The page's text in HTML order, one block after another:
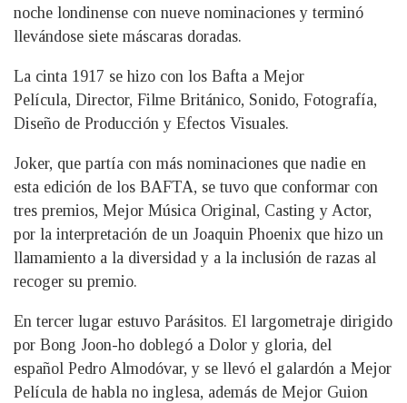
noche londinense con nueve nominaciones y terminó
llevándose siete máscaras doradas.
La cinta 1917 se hizo con los Bafta a Mejor
Película, Director, Filme Británico, Sonido, Fotografía,
Diseño de Producción y Efectos Visuales.
Joker, que partía con más nominaciones que nadie en
esta edición de los BAFTA, se tuvo que conformar con
tres premios, Mejor Música Original, Casting y Actor,
por la interpretación de un Joaquin Phoenix que hizo un
llamamiento a la diversidad y a la inclusión de razas al
recoger su premio.
En tercer lugar estuvo Parásitos. El largometraje dirigido
por Bong Joon-ho doblegó a Dolor y gloria, del
español Pedro Almodóvar, y se llevó el galardón a Mejor
Película de habla no inglesa, además de Mejor Guion